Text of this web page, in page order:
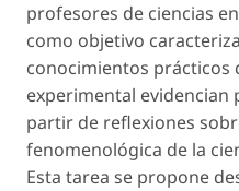
profesores de ciencias
como objetivo
conocimientos prácticos
experimental evidencian
partir de reflexiones
fenomenológica de la
Esta tarea se propone